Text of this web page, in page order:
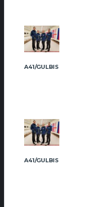
A41/GULBIS
A41/GULBIS